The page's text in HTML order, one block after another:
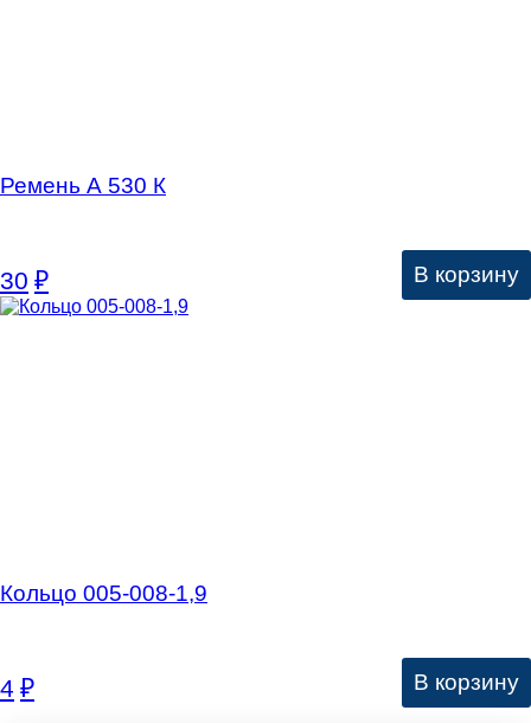
Ремень А 530 К
30 ₽ В корзину
Кольцо 005-008-1,9
4 ₽ В корзину